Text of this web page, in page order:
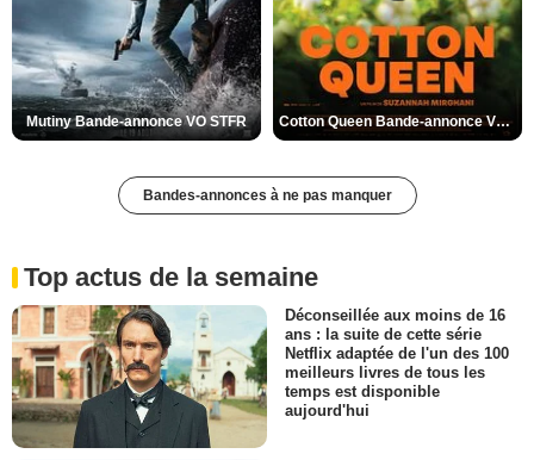
Mutiny Bande-annonce VO STFR Cotton Queen Bande-annonce VO STFR
Bandes-annonces à ne pas manquer
Top actus de la semaine
Déconseillée aux moins de 16
ans : la suite de cette série
Netflix adaptée de l'un des 100
meilleurs livres de tous les
temps est disponible
aujourd'hui